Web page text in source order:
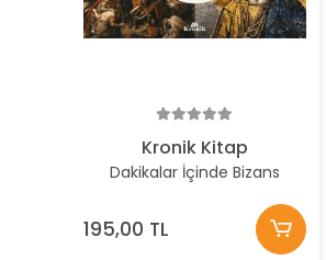
Kronik Kitap
Dakikalar İçinde Bizans
195,00 TL